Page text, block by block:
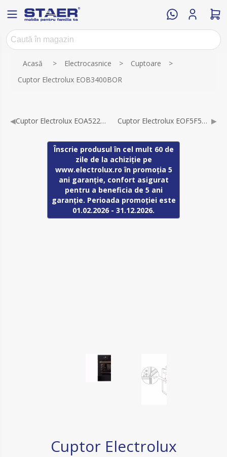
Acasă > Electrocasnice > Cuptoare
>
Cuptor Electrolux EOB3400BOR
◀ Cuptor Electrolux EOA5220FOV Cuptor Electrolux EOF5F50BV ▶
Înscrie produsul în cel mult 60 de
zile de la achiziție pe
www.electrolux.ro în promoția 5
ani garanție, confort asigurat
pentru a beneficia de 5 ani
garanție. Perioada promoției este
01.02.2026 - 31.12.2026.
Cuptor Electrolux
Numele atributului Valoarea atributului